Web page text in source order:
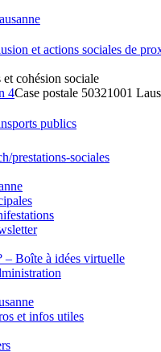
et actions sociales de
cohésion sociale
4Case postale 50321001
publics
/prestations-sociales
– Boîte à idées virtuelle
et infos utiles